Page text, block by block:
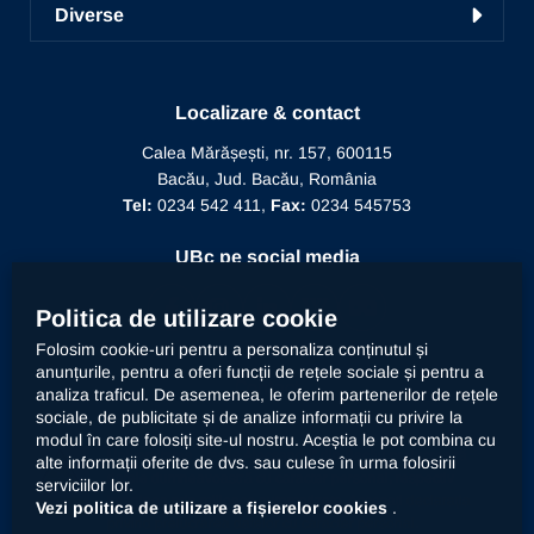
Învățământ la distanță
Biblioteca
Manifestări științifice
Editura Alma Mater
Alegeri
Relații internaționale
Informații de interes public
Diverse
Recunoaștere funcție didactică
Recunoaștere conducător doctorat
Localizare & contact
Calea Mărășești, nr. 157, 600115
Bacău, Jud. Bacău, România
Tel: 0234 542 411, Fax: 0234 545753
UBc pe social media
Contact
Universitatea „Vasile Alecsandri” din Bacău prelucrează
datele dumneavoastră cu caracter personal, respectiv
imaginea prin mijloace automatizate. Accesați
Politica de utilizare cookie
Folosim cookie-uri pentru a personaliza conținutul și
anunțurile, pentru a oferi funcții de rețele sociale și pentru a
analiza traficul. De asemenea, le oferim partenerilor de rețele
sociale, de publicitate și de analize informații cu privire la
modul în care folosiți site-ul nostru. Aceștia le pot combina cu
alte informații oferite de dvs. sau culese în urma folosirii
serviciilor lor.
Vezi politica de utilizare a fișierelor cookies .